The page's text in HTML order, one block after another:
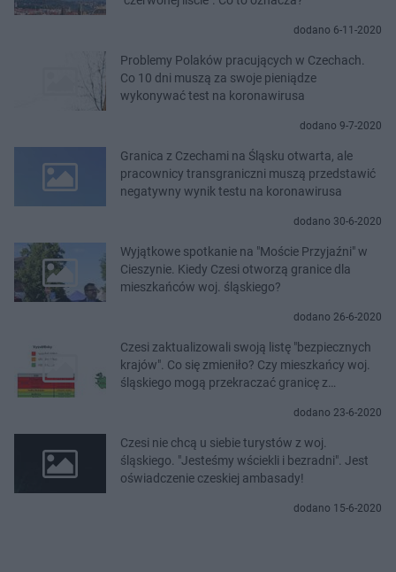
dodano 6-11-2020
Problemy Polaków pracujących w Czechach.
Co 10 dni muszą za swoje pieniądze
wykonywać test na koronawirusa
dodano 9-7-2020
Granica z Czechami na Śląsku otwarta, ale
pracownicy transgraniczni muszą przedstawić
negatywny wynik testu na koronawirusa
dodano 30-6-2020
Wyjątkowe spotkanie na "Moście Przyjaźni" w
Cieszynie. Kiedy Czesi otworzą granice dla
mieszkańców woj. śląskiego?
dodano 26-6-2020
Czesi zaktualizowali swoją listę "bezpiecznych
krajów". Co się zmieniło? Czy mieszkańcy woj.
śląskiego mogą przekraczać granicę z
dodano 23-6-2020
Czesi nie chcą u siebie turystów z woj.
śląskiego. "Jesteśmy wściekli i bezradni". Jest
oświadczenie czeskiej ambasady!
dodano 15-6-2020